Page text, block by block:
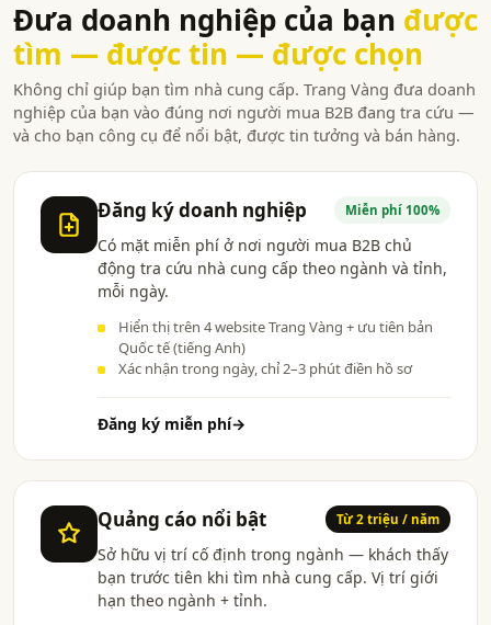
Đưa doanh nghiệp của bạn được
tìm — được tin — được chọn
Không chỉ giúp bạn tìm nhà cung cấp. Trang Vàng đưa doanh
nghiệp của bạn vào đúng nơi người mua B2B đang tra cứu —
và cho bạn công cụ để nổi bật, được tin tưởng và bán hàng.
Đăng ký doanh nghiệp Miễn phí 100%
Có mặt miễn phí ở nơi người mua B2B chủ
động tra cứu nhà cung cấp theo ngành và tỉnh,
mỗi ngày.
Hiển thị trên 4 website Trang Vàng + ưu tiên bản
Quốc tế (tiếng Anh)
Xác nhận trong ngày, chỉ 2–3 phút điền hồ sơ
Đăng ký miễn phí→
Quảng cáo nổi bật Từ 2 triệu / năm
Sở hữu vị trí cố định trong ngành — khách thấy
bạn trước tiên khi tìm nhà cung cấp. Vị trí giới
hạn theo ngành + tỉnh.